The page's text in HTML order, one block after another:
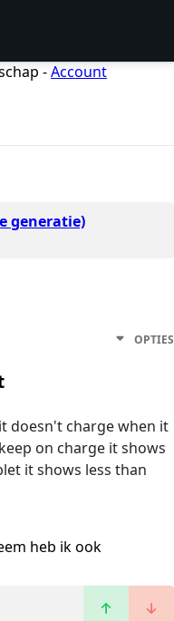
-Account
generatie)
OPTIES
doesn't charge when it
on charge it shows
it shows less than
heb ik ook